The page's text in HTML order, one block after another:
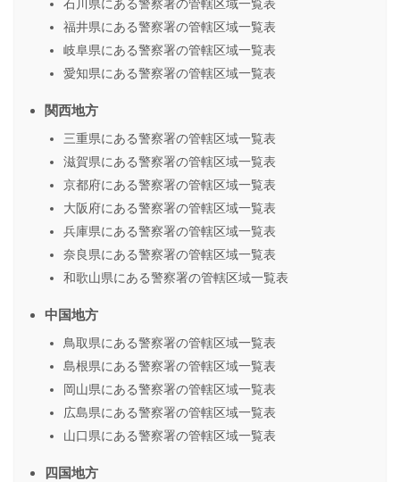
石川県にある警察署の管轄区域一覧表
福井県にある警察署の管轄区域一覧表
岐阜県にある警察署の管轄区域一覧表
愛知県にある警察署の管轄区域一覧表
関西地方
三重県にある警察署の管轄区域一覧表
滋賀県にある警察署の管轄区域一覧表
京都府にある警察署の管轄区域一覧表
大阪府にある警察署の管轄区域一覧表
兵庫県にある警察署の管轄区域一覧表
奈良県にある警察署の管轄区域一覧表
和歌山県にある警察署の管轄区域一覧表
中国地方
鳥取県にある警察署の管轄区域一覧表
島根県にある警察署の管轄区域一覧表
岡山県にある警察署の管轄区域一覧表
広島県にある警察署の管轄区域一覧表
山口県にある警察署の管轄区域一覧表
四国地方